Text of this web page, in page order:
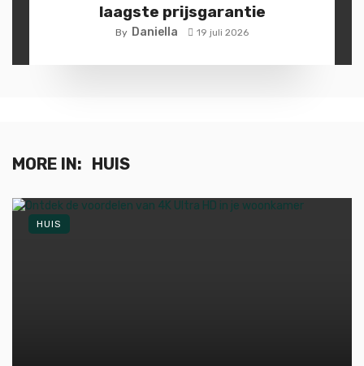
laagste prijsgarantie
By Daniella 19 juli 2026
MORE IN: HUIS
HUIS